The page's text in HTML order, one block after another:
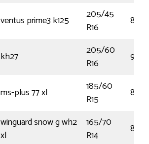
ventus prime3 k125
205/45
R16
83W
kh27
205/60
R16
92H
ms-plus 77 xl
185/60
R15
88T
winguard snow g wh2
xl
165/70
R14
85T